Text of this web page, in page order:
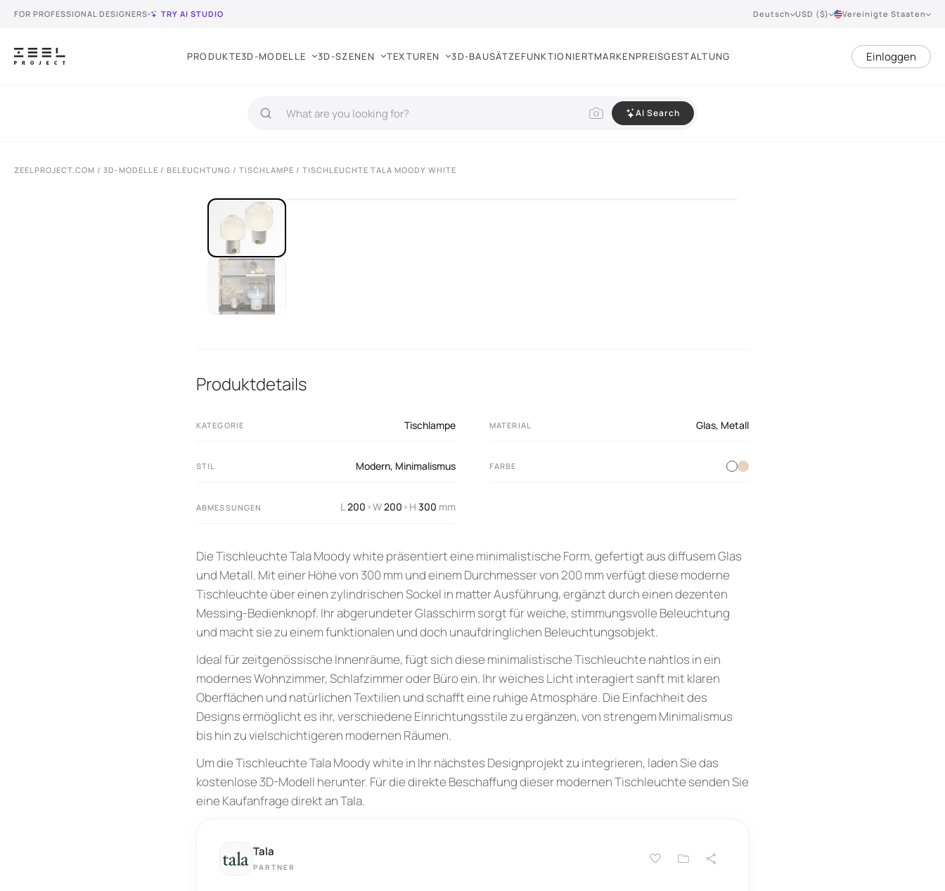
FOR PROFESSIONAL DESIGNERS TRY AI STUDIO Deutsch USD ($) Vereinigte Staaten
PRODUKTE3D-MODELLE 3D-SZENEN TEXTUREN 3D-BAUSÄTZEFUNKTIONIERTMARKENPREISGESTALTUNG Einloggen
AI Search
ZEELPROJECT.COM / 3D-MODELLE / BELEUCHTUNG / TISCHLAMPE / TISCHLEUCHTE TALA MOODY WHITE
Produktdetails
KATEGORIE Tischlampe MATERIAL Glas, Metall
STIL Modern, Minimalismus FARBE
ABMESSUNGEN L200 ×W200 ×H 300 mm
Die Tischleuchte Tala Moody white präsentiert eine minimalistische Form, gefertigt aus diffusem Glas
und Metall. Mit einer Höhe von 300 mm und einem Durchmesser von 200 mm verfügt diese moderne
Tischleuchte über einen zylindrischen Sockel in matter Ausführung, ergänzt durch einen dezenten
Messing-Bedienknopf. Ihr abgerundeter Glasschirm sorgt für weiche, stimmungsvolle Beleuchtung
und macht sie zu einem funktionalen und doch unaufdringlichen Beleuchtungsobjekt.
Ideal für zeitgenössische Innenräume, fügt sich diese minimalistische Tischleuchte nahtlos in ein
modernes Wohnzimmer, Schlafzimmer oder Büro ein. Ihr weiches Licht interagiert sanft mit klaren
Oberflächen und natürlichen Textilien und schafft eine ruhige Atmosphäre. Die Einfachheit des
Designs ermöglicht es ihr, verschiedene Einrichtungsstile zu ergänzen, von strengem Minimalismus
bis hin zu vielschichtigeren modernen Räumen.
Um die Tischleuchte Tala Moody white in Ihr nächstes Designprojekt zu integrieren, laden Sie das
kostenlose 3D-Modell herunter. Für die direkte Beschaffung dieser modernen Tischleuchte senden Sie
eine Kaufanfrage direkt an Tala.
Tala
PARTNER